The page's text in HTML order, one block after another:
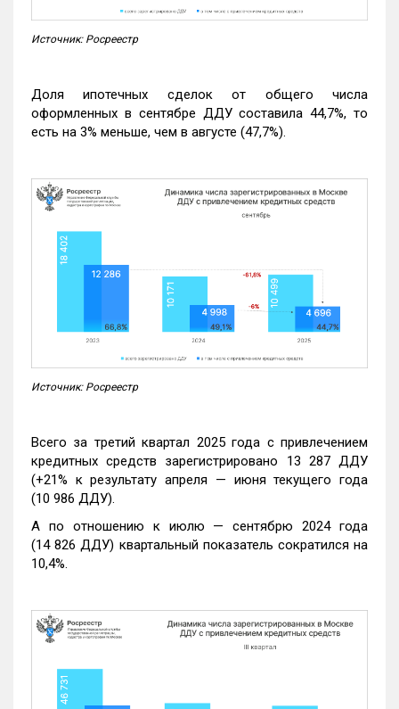
Источник: Росреестр
Доля ипотечных сделок от общего числа
оформленных в сентябре ДДУ составила 44,7%, то
есть на 3% меньше, чем в августе (47,7%).
Источник: Росреестр
Всего за третий квартал 2025 года с привлечением
кредитных средств зарегистрировано 13 287 ДДУ
(+21% к результату апреля — июня текущего года
(10 986 ДДУ).
А по отношению к июлю — сентябрю 2024 года
(14 826 ДДУ) квартальный показатель сократился на
10,4%.